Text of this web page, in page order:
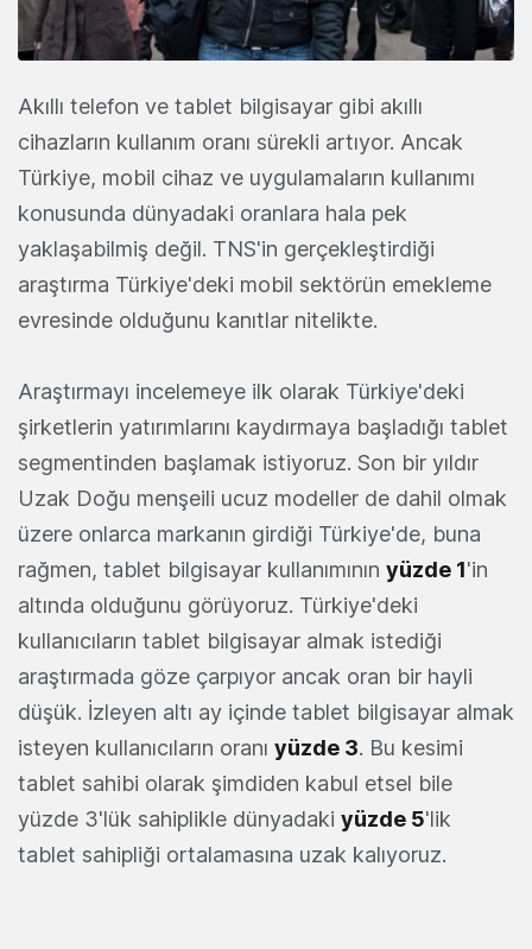
Akıllı telefon ve tablet bilgisayar gibi akıllı
cihazların kullanım oranı sürekli artıyor. Ancak
Türkiye, mobil cihaz ve uygulamaların kullanımı
konusunda dünyadaki oranlara hala pek
yaklaşabilmiş değil. TNS'in gerçekleştirdiği
araştırma Türkiye'deki mobil sektörün emekleme
evresinde olduğunu kanıtlar nitelikte.
Araştırmayı incelemeye ilk olarak Türkiye'deki
şirketlerin yatırımlarını kaydırmaya başladığı tablet
segmentinden başlamak istiyoruz. Son bir yıldır
Uzak Doğu menşeili ucuz modeller de dahil olmak
üzere onlarca markanın girdiği Türkiye'de, buna
rağmen, tablet bilgisayar kullanımının yüzde 1'in
altında olduğunu görüyoruz. Türkiye'deki
kullanıcıların tablet bilgisayar almak istediği
araştırmada göze çarpıyor ancak oran bir hayli
düşük. İzleyen altı ay içinde tablet bilgisayar almak
isteyen kullanıcıların oranı yüzde 3. Bu kesimi
tablet sahibi olarak şimdiden kabul etsel bile
yüzde 3'lük sahiplikle dünyadaki yüzde 5'lik
tablet sahipliği ortalamasına uzak kalıyoruz.